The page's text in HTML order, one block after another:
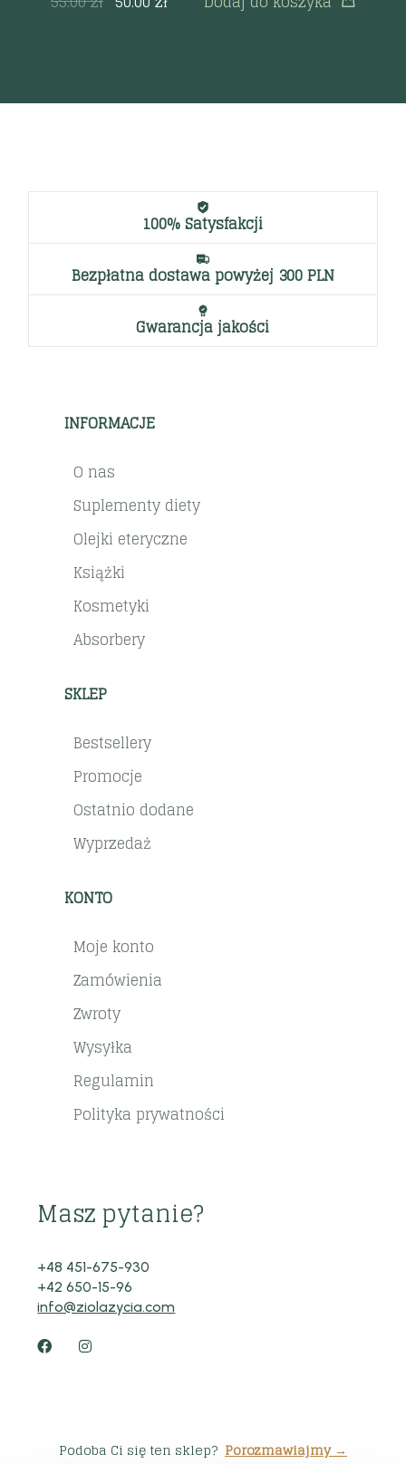
100% Satysfakcji
Bezpłatna dostawa powyżej 300 PLN
Gwarancja jakości
INFORMACJE
O nas
Suplementy diety
Olejki eteryczne
Książki
Kosmetyki
Absorbery
SKLEP
Bestsellery
Promocje
Ostatnio dodane
Wyprzedaż
KONTO
Moje konto
Zamówienia
Zwroty
Wysyłka
Regulamin
Polityka prywatności
Masz pytanie?
+48 451-675-930
+42 650-15-96
info@ziolazycia.com
Podoba Ci się ten sklep? Porozmawiajmy →